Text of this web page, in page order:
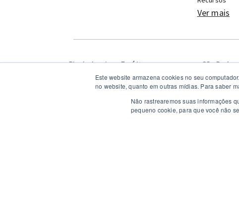
Este website armazena cookies no seu
no website, quanto em outras mídias. Para saber
Não rastrearemos suas informações
pequeno cookie, para que você não
Ver mais
Rio de Janeiro e Espírito
(21) 3388-4500
São Paulo
(11)